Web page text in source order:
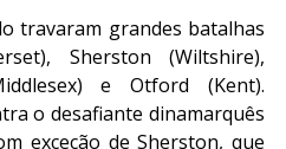
travaram grandes batalhas
Sherston (Wiltshire),
e Otford (Kent).
o desafiante dinamarquês
exceção de Sherston, que